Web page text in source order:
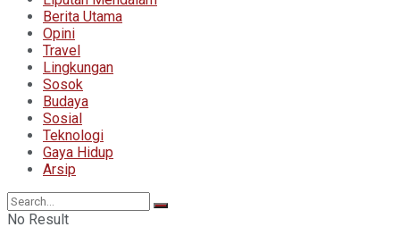
Berita Utama
Opini
Travel
Lingkungan
Sosok
Budaya
Sosial
Teknologi
Gaya Hidup
Arsip
No Result